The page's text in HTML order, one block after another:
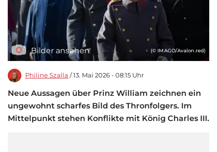
Bilder ansehen (© IMAGO/Avalon.red)
Philine Szalla / 13. Mai 2026 - 08:15 Uhr
Neue Aussagen über Prinz William zeichnen ein
ungewohnt scharfes Bild des Thronfolgers. Im
Mittelpunkt stehen Konflikte mit König Charles III.